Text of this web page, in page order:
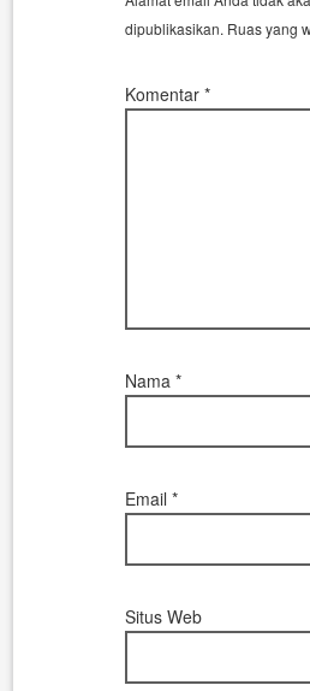
dipublikasikan. Ruas yang
Komentar*
Nama*
Email*
Situs Web